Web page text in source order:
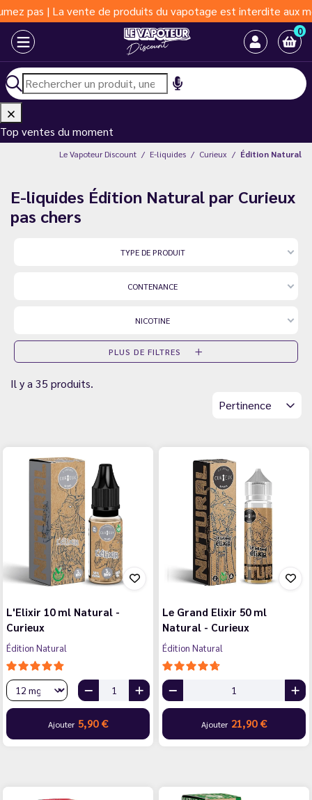
produits du vapotage est interdite aux moins de 18 ans |
0
Top ventes du moment
Le Vapoteur Discount E-liquides Curieux Édition Natural
E-liquides Édition Natural par Curieux
pas chers
TYPE DE PRODUIT
CONTENANCE
NICOTINE
PLUS DE FILTRES
Il y a 35 produits.
Pertinence
L'Elixir 10 ml Natural -
Curieux
Édition Natural
Ajouter 5,90 €
Le Grand Elixir 50 ml
Natural - Curieux
Édition Natural
Ajouter 21,90 €